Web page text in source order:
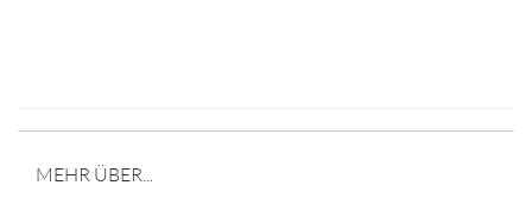
MEHR ÜBER...